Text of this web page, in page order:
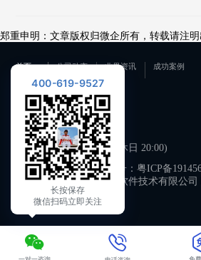
郑重申明：文章版权归微企所有，转载请注明
首页 公司动态 业界资讯 成功案例
联系我们
400-619-9527
工作日 09:00-21:00 (双休日 20:00)
备案号： 粤ICP备
广州微企软件技术有限公
400-619-9527
长按保存
微信扫码立即关注